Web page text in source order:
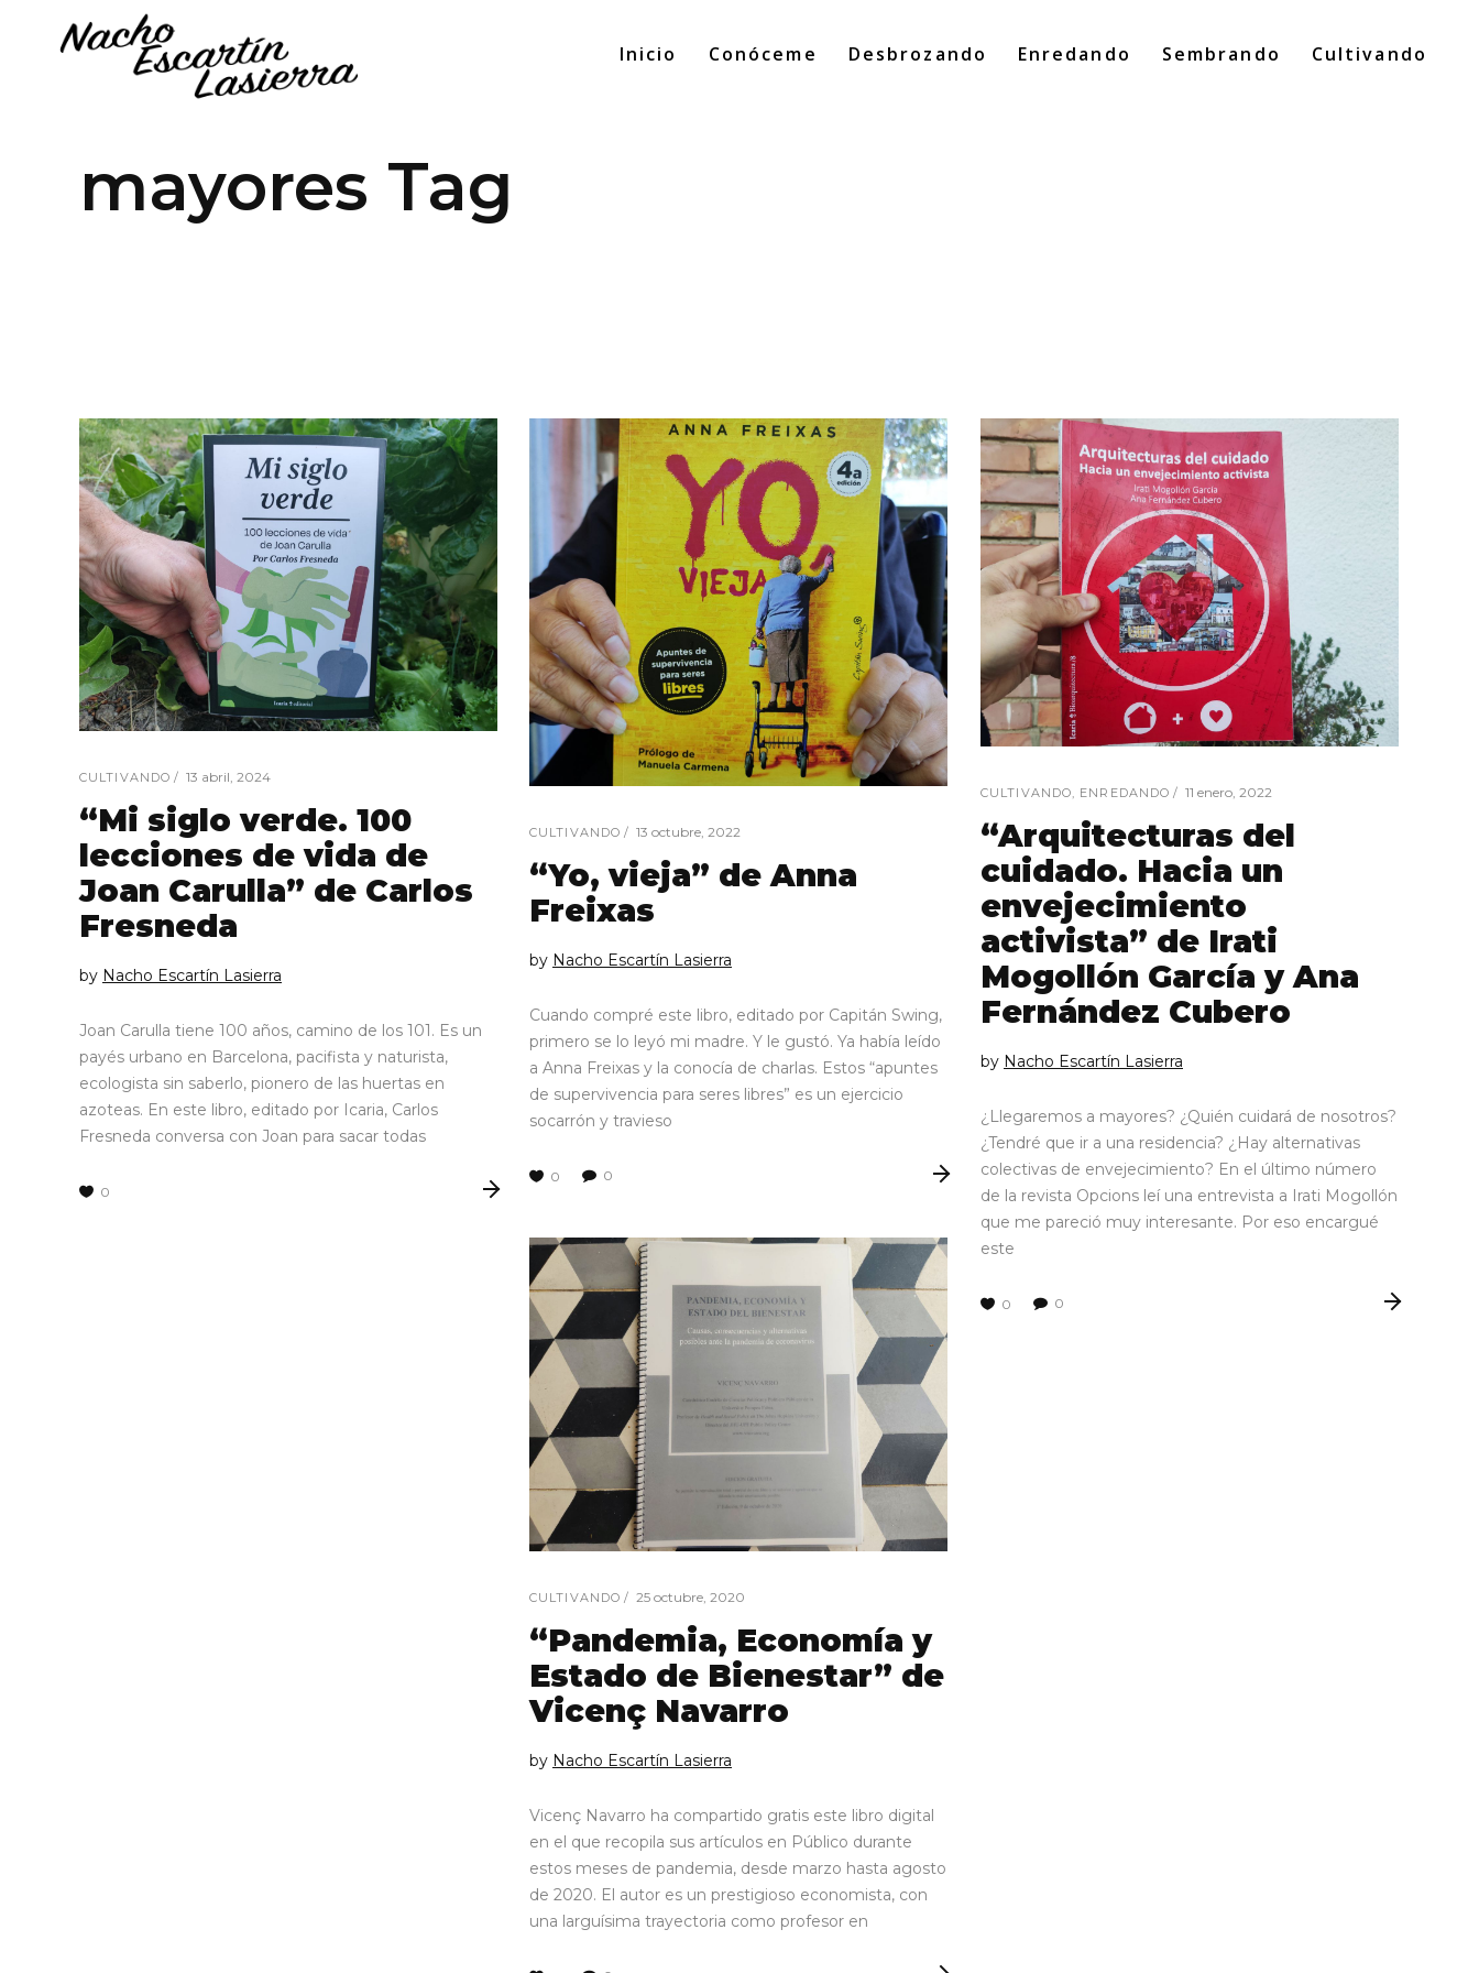
Inicio Conóceme Desbrozando Enredando Sembrando Cultivando
mayores Tag
CULTIVANDO 13 abril, 2024
“Mi siglo verde. 100
lecciones de vida de
Joan Carulla” de Carlos
Fresneda
by Nacho Escartín Lasierra
Joan Carulla tiene 100 años, camino de los 101. Es un
payés urbano en Barcelona, pacifista y naturista,
ecologista sin saberlo, pionero de las huertas en
azoteas. En este libro, editado por Icaria, Carlos
Fresneda conversa con Joan para sacar todas
0
CULTIVANDO 13 octubre, 2022
“Yo, vieja” de Anna
Freixas
by Nacho Escartín Lasierra
Cuando compré este libro, editado por Capitán Swing,
primero se lo leyó mi madre. Y le gustó. Ya había leído
a Anna Freixas y la conocía de charlas. Estos “apuntes
de supervivencia para seres libres” es un ejercicio
socarrón y travieso
0 0
CULTIVANDO, ENREDANDO 11 enero, 2022
“Arquitecturas del
cuidado. Hacia un
envejecimiento
activista” de Irati
Mogollón García y Ana
Fernández Cubero
by Nacho Escartín Lasierra
¿Llegaremos a mayores? ¿Quién cuidará de nosotros?
¿Tendré que ir a una residencia? ¿Hay alternativas
colectivas de envejecimiento? En el último número
de la revista Opcions leí una entrevista a Irati Mogollón
que me pareció muy interesante. Por eso encargué
este
0 0
CULTIVANDO 25 octubre, 2020
“Pandemia, Economía y
Estado de Bienestar” de
Vicenç Navarro
by Nacho Escartín Lasierra
Vicenç Navarro ha compartido gratis este libro digital
en el que recopila sus artículos en Público durante
estos meses de pandemia, desde marzo hasta agosto
de 2020. El autor es un prestigioso economista, con
una larguísima trayectoria como profesor en